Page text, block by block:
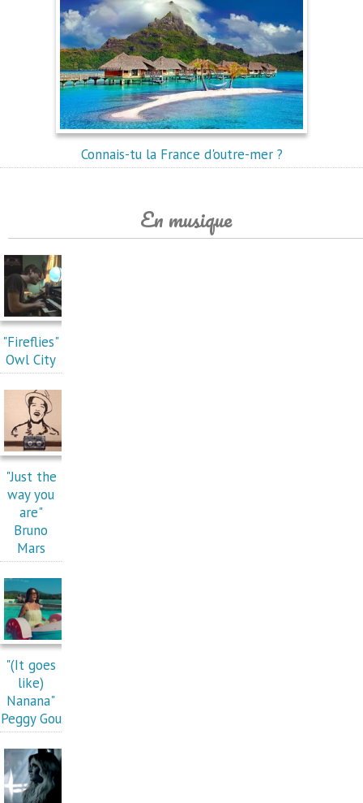
Connais-tu la France d'outre-mer ?
En musique
"Fireflies"
Owl City
"Just the
way you
are"
Bruno
Mars
"(It goes
like)
Nanana"
Peggy Gou